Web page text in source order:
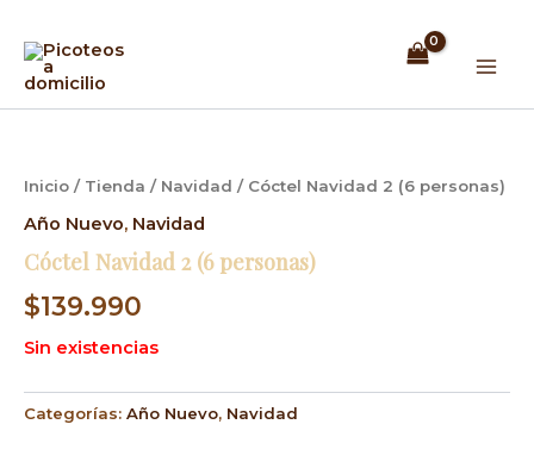
contenido
Inicio / Tienda / Navidad / Cóctel Navidad 2 (6 personas)
Año Nuevo, Navidad
Cóctel Navidad 2 (6 personas)
$139.990
Sin existencias
Categorías: Año Nuevo, Navidad